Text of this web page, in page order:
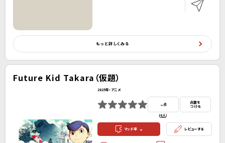
もっと詳しくみる
Future Kid Takara（仮題）
2025年・アニメ
-点
(0人）
点数を
つける
マッチ率 - レビューする